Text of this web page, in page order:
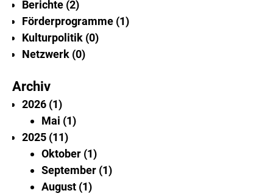
Berichte 2
Förderprogramme 1
Kulturpolitik 0
Netzwerk 0
Archiv
2026 1
Mai 1
2025 11
Oktober 1
September 1
August 1